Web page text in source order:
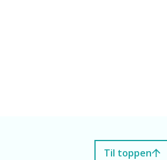
Til toppen